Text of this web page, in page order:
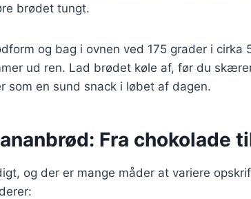
brødet tungt.
og bag i ovnen ved 175 grader i cirka
ud ren. Lad brødet køle af, før du
som en sund snack i løbet af dagen.
Fra chokolade
og der er mange måder at variere